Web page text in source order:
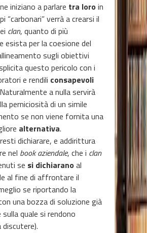
iniziano a parlare tra loro in
“carbonari” verrà a crearsi il
clan, quanto di più
esista per la coesione del
sugli obiettivi
questo pericolo con i
e rendili consapevoli
a nulla servirà
perniciosità di un simile
se non viene fornita una
alternativa.
dichiarare, e addirittura
nel book aziendale, che i clan
se si dichiarano al
al fine di affrontare il
se riportando la
una bozza di soluzione già
quale si rendono
discutere).